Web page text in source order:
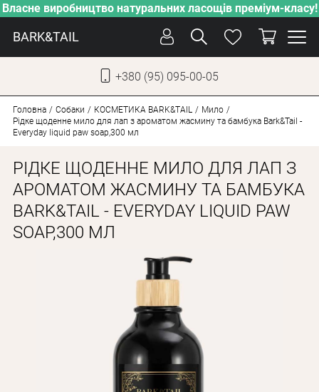
Власне виробництво натуральних ласощів преміум-класу!
BARK&TAIL
+380 (95) 095-00-05
ПІКЛУВАННЯ
ВІД СПЕКИ
ВЛАСНЕ ВИРОБНИЦТВО
АКЦІЇ
Оплата і доставка
Програма лояльності
Про Нас
Головна Собаки КОСМЕТИКА BARK&TAIL
Мило
Рідке щоденне мило для лап з ароматом жасмину та бамбука Bark&Tail -
Everyday liquid paw soap,300 мл
РІДКЕ ЩОДЕННЕ МИЛО ДЛЯ ЛАП З
АРОМАТОМ ЖАСМИНУ ТА БАМБУКА
BARK&TAIL - EVERYDAY LIQUID PAW
SOAP,300 МЛ